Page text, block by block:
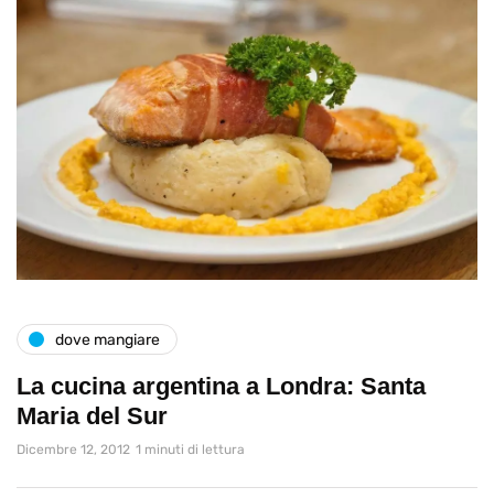
dove mangiare
La cucina argentina a Londra: Santa
Maria del Sur
Dicembre 12, 2012 1 minuti di lettura